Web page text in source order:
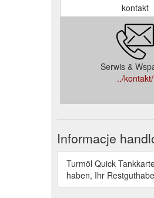
kontakt
Serwis &
../kontakt/
Informacje
Turmöl Quick
haben, Ihr